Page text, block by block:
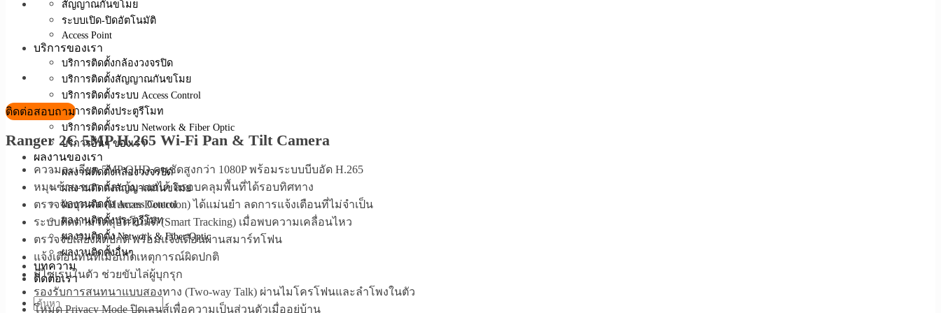
สัญญาณกันขโมย
ระบบเปิด-ปิดอัตโนมัติ
Access Point
บริการของเรา
บริการติดตั้งกล้องวงจรปิด
บริการติดตั้งสัญญาณกันขโมย
บริการติดตั้งระบบ Access Control
บริการติดตั้งประตูรีโมท
บริการติดตั้งระบบ Network & Fiber Optic
บริการอื่นๆ ของเรา
ผลงานของเรา
ผลงานติดตั้งกล้องวงจรปิด
ผลงานติดตั้งสัญญาณกันขโมย
ผลงานติดตั้ง Access Control
ผลงานติดตั้งประตูรีโมท
ผลงานติดตั้ง Network & Fiber Optic
ผลงานติดตั้งอื่นๆ
บทความ
ติดต่อเรา
ติดต่อสอบถาม
Ranger 2C 5MP H.265 Wi-Fi Pan & Tilt Camera
ความละเอียด 5MP QHD คมชัดสูงกว่า 1080P พร้อมระบบบีบอัด H.265
หมุนซ้าย-ขวา และก้ม-เงยได้ ครอบคลุมพื้นที่ได้รอบทิศทาง
ตรวจจับบุคคล (Human Detection) ได้แม่นยำ ลดการแจ้งเตือนที่ไม่จำเป็น
ระบบติดตามวัตถุอัตโนมัติ (Smart Tracking) เมื่อพบความเคลื่อนไหว
ตรวจจับเสียงผิดปกติ พร้อมแจ้งเตือนผ่านสมาร์ทโฟน
แจ้งเตือนทันทีเมื่อเกิดเหตุการณ์ผิดปกติ
มีไซเรนในตัว ช่วยขับไล่ผู้บุกรุก
รองรับการสนทนาแบบสองทาง (Two-way Talk) ผ่านไมโครโฟนและลำโพงในตัว
โหมด Privacy Mode ปิดเลนส์เพื่อความเป็นส่วนตัวเมื่ออยู่บ้าน